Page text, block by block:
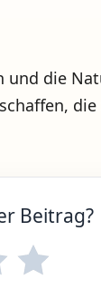
die
Beitrag?